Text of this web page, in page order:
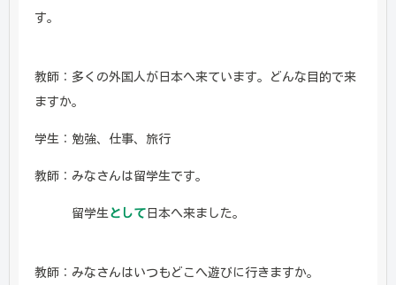
す。
教師：多くの外国人が日本へ来ています。どんな目的で来
ますか。
学生：勉強、仕事、旅行
教師：みなさんは留学生です。
留学生 として 日本へ来ました。
教師：みなさんはいつもどこへ遊びに行きますか。